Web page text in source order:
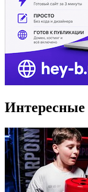
Интересные